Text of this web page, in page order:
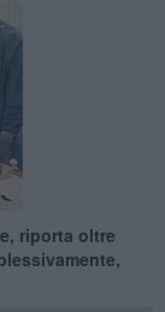
riporta oltre